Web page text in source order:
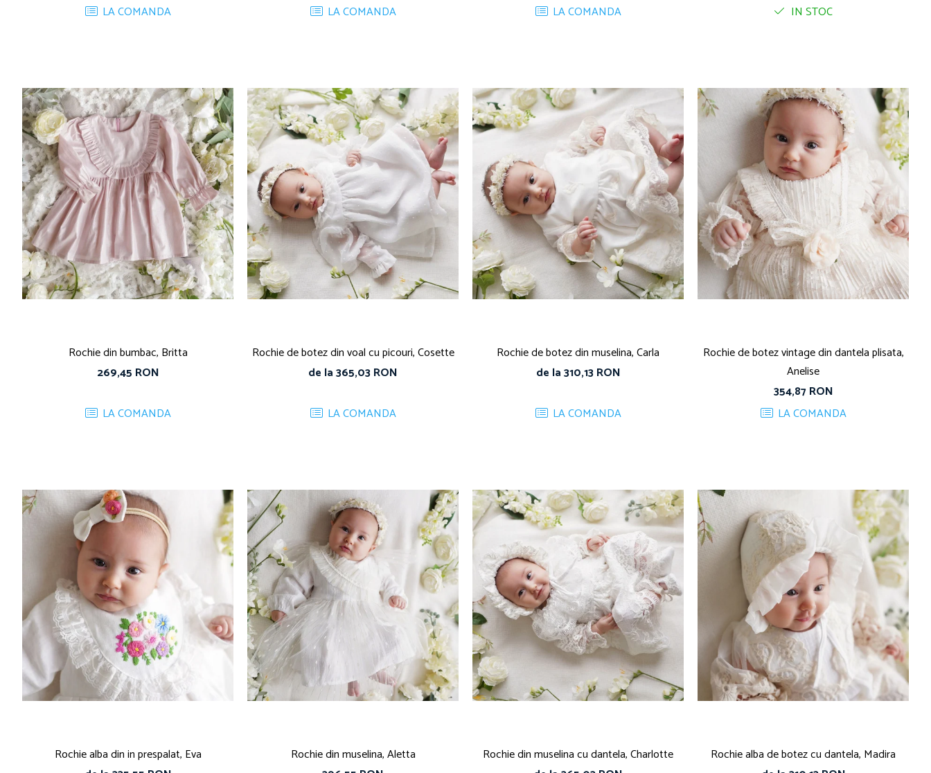
LA COMANDA
LA COMANDA
LA COMANDA
IN STOC
Rochie din bumbac, Britta
269,45 RON
LA COMANDA
Rochie de botez din voal cu picouri, Cosette
de la 365,03 RON
LA COMANDA
Rochie de botez din muselina, Carla
de la 310,13 RON
LA COMANDA
Rochie de botez vintage din dantela plisata,
Anelise
354,87 RON
LA COMANDA
Rochie alba din in prespalat, Eva
Rochie din muselina, Aletta
Rochie din muselina cu dantela, Charlotte
Rochie alba de botez cu dantela, Madira